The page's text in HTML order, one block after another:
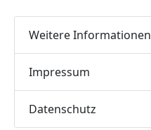
Weitere Informationen
Impressum
Datenschutz